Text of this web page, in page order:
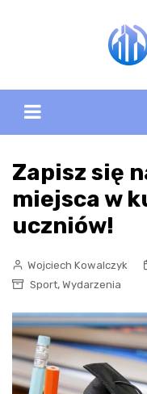
Zapisz się
miejsca w
uczniów!
Wojciech Kowalczyk
Sport, Wydarzenia